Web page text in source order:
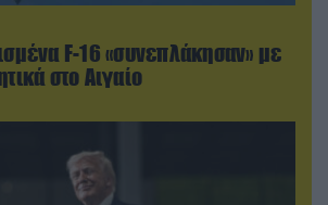
F-16 «συνεπλάκησαν» με
στο Αιγαίο